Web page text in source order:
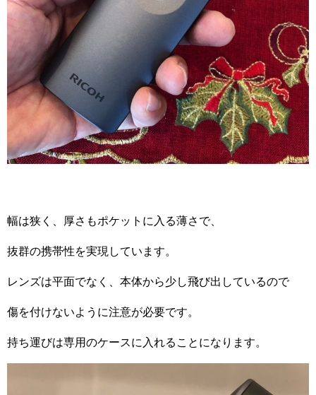
幅は狭く、厚さもポケットに入る薄さで、
抜群の携帯性を実現しています。
レンズは平面でなく、本体から少し飛び出しているので
傷を付けないように注意が必要です。
持ち運びは専用のケースに入れることになります。